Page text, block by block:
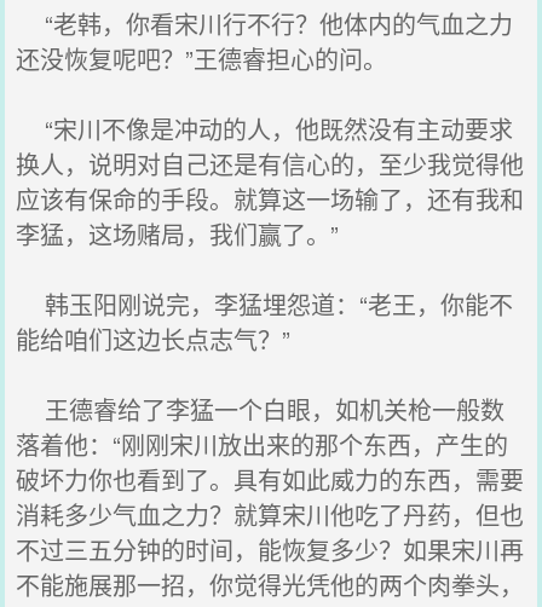
“老韩，你看宋川行不行？他体内的气血之力
还没恢复呢吧？”王德睿担心的问。
“宋川不像是冲动的人，他既然没有主动要求
换人，说明对自己还是有信心的，至少我觉得他
应该有保命的手段。就算这一场输了，还有我和
李猛，这场赌局，我们赢了。”
韩玉阳刚说完，李猛埋怨道：“老王，你能不
能给咱们这边长点志气？”
王德睿给了李猛一个白眼，如机关枪一般数
落着他：“刚刚宋川放出来的那个东西，产生的
破坏力你也看到了。具有如此威力的东西，需要
消耗多少气血之力？就算宋川他吃了丹药，但也
不过三五分钟的时间，能恢复多少？如果宋川再
不能施展那一招，你觉得光凭他的两个肉拳头，